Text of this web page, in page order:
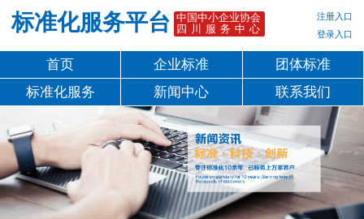
标准化服务平台 中国中小企业协会
四川服务中心
注册入口
登录入口
首页 企业标准
团体标准
标准化服务
新闻中心 联系我们